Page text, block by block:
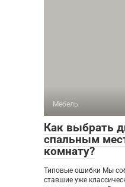
Мебель
Как выбрать
спальным
комнату?
Типовые ошибки Мы
ставшие уже